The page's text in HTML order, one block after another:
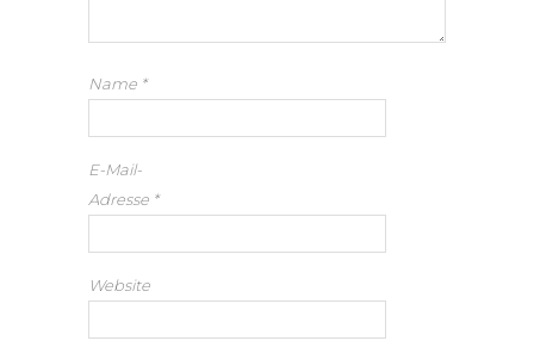
Name *
E-Mail-
Adresse *
Website